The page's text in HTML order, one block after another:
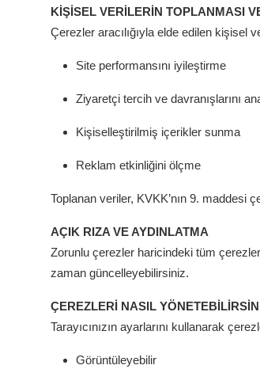
KİŞİSEL VERİLERİN TOPLANMASI
Çerezler aracılığıyla elde edilen kişisel
Site performansını iyileştirme
Ziyaretçi tercih ve davranışlarını
Kişiselleştirilmiş içerikler sunma
Reklam etkinliğini ölçme
Toplanan veriler, KVKK’nın 9. maddesi
AÇIK RIZA VE AYDINLATMA
Zorunlu çerezler haricindeki tüm
zaman güncelleyebilirsiniz.
ÇEREZLERİ NASIL
Tarayıcınızın ayarlarını kullanarak
Görüntüleyebilir